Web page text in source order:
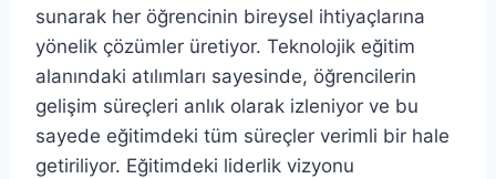
sunarak her öğrencinin bireysel ihtiyaçlarına
yönelik çözümler üretiyor. Teknolojik eğitim
alanındaki atılımları sayesinde, öğrencilerin
gelişim süreçleri anlık olarak izleniyor ve bu
sayede eğitimdeki tüm süreçler verimli bir hale
getiriliyor. Eğitimdeki liderlik vizyonu